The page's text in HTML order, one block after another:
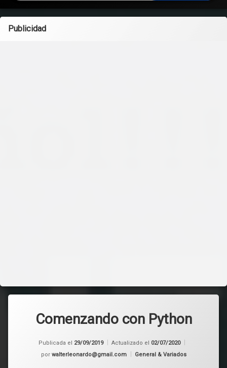
Publicidad
Comenzando con Python
Publicada el 29/09/2019 Actualizado el 02/07/2020
por walterleonardo@gmail.com Categorías:
General & Variados